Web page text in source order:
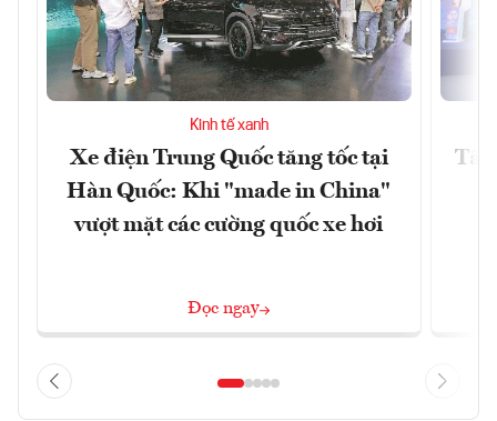
Kinh tế xanh
Xe điện Trung Quốc tăng tốc tại
Hàn Quốc: Khi "made in China"
vượt mặt các cường quốc xe hơi
Đọc ngay